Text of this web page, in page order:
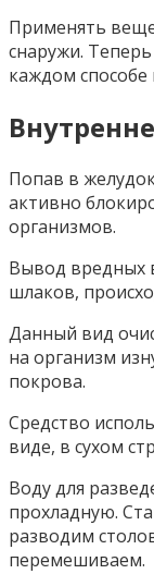
Применять
снаружи.
каждом способе
Попав в
активно
организмов.
Вывод вредных
шлаков,
Данный вид
на организм
покрова.
Средство
виде, в сухом
Воду для
прохладную.
разводим
перемешиваем.